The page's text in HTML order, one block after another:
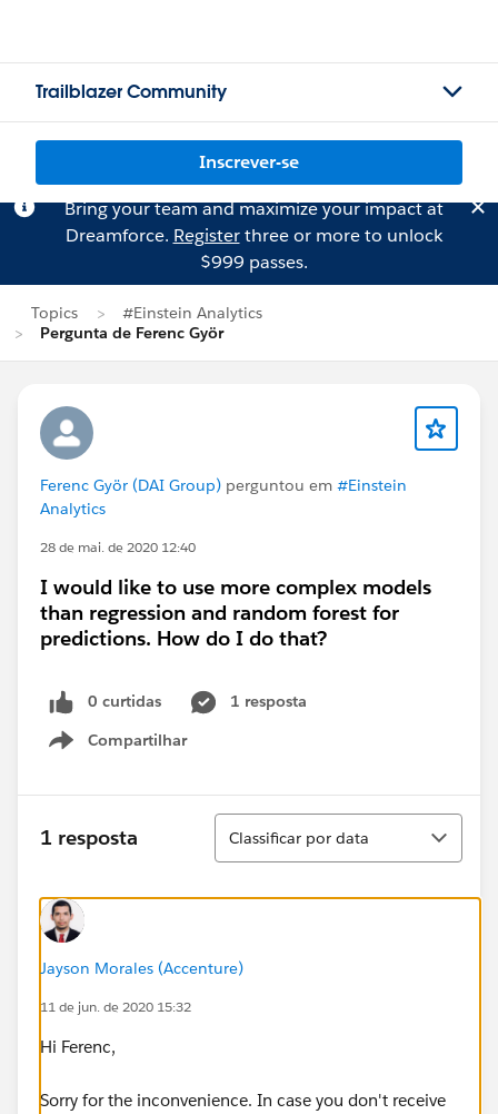
Trailblazer Community
Inscrever-se
Bring your team and maximize your impact at
Dreamforce. Registerthree or more to unlock
$999 passes.
Topics
#Einstein Analytics
Pergunta de Ferenc Györ
Ferenc Györ (DAI Group) perguntou em #Einstein
Analytics
28 de mai. de 2020 12:40
I would like to use more complex models
than regression and random forest for
predictions. How do I do that?
0 curtidas
1 resposta
Compartilhar
Show menu
1 resposta
Classificar
Classificar por data
Jayson Morales (Accenture)
11 de jun. de 2020 15:32
Hi Ferenc,
Sorry for the inconvenience. In case you don't receive